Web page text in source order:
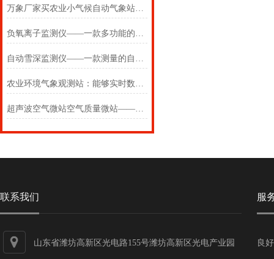
万象厂家买农业小气候自动气象站，农业物联网气象站价格很香
负氧离子监测仪——一款多功能的空气质量监测仪2025(万象推送)
自动雪深监测仪——一款测量的自动雪深监测站2024(万象推送)
农业环境气象观测站：能够实时数据传输与智能分析，提升农业管理效率
超声波空气微站空气质量微站——一款匠心制造的超声波高精度气象站
联系我们
山东省潍坊高新区光电路155号潍坊高新区光电产业园
服
良